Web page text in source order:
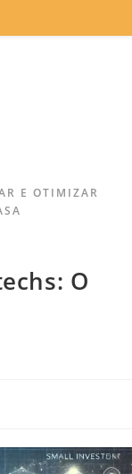
E OTIMIZAR
O